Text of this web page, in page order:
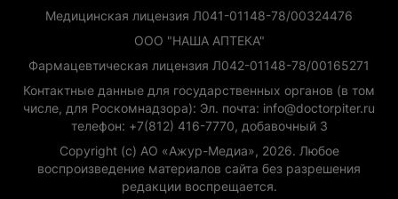
Медицинская лицензия Л041-01148-78/00324476
ООО "НАША АПТЕКА"
Фармацевтическая лицензия Л042-01148-78/00165271
Контактные данные для государственных органов (в том
числе, для Роскомнадзора): Эл. почта: info@doctorpiter.ru
телефон: +7(812) 416-7770, добавочный 3
Copyright (с) АО «Ажур-Медиа», 2026. Любое
воспроизведение материалов сайта без разрешения
редакции воспрещается.